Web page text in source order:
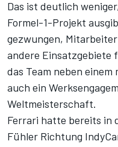
Das ist deutlich
Formel-1-Projekt
gezwungen,
andere Einsatzgebiete
das Team neben
auch ein
Weltmeisterschaft.
Ferrari hatte bereits in
Fühler Richtung